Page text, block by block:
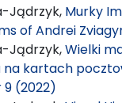
Jądrzyk, Murky
of Andrei
Jądrzyk,Wielki
kartach
9 (2022)